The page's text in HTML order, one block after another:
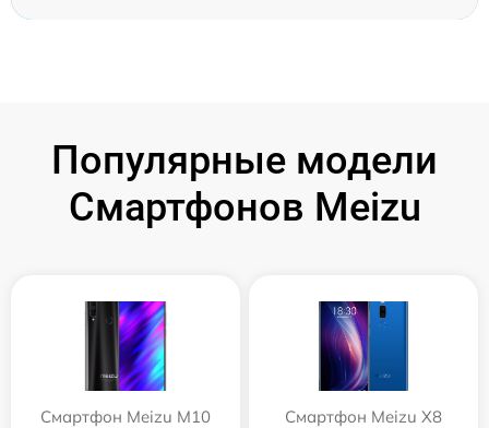
Популярные модели
Смартфонов Meizu
Смартфон Meizu M10 Смартфон Meizu X8